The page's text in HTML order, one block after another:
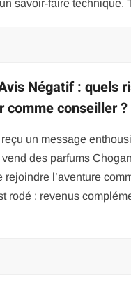
savoir-faire technique.
Négatif : quels
comme conseiller ?
un message
des parfums
rejoindre l’aventure
rodé : revenus